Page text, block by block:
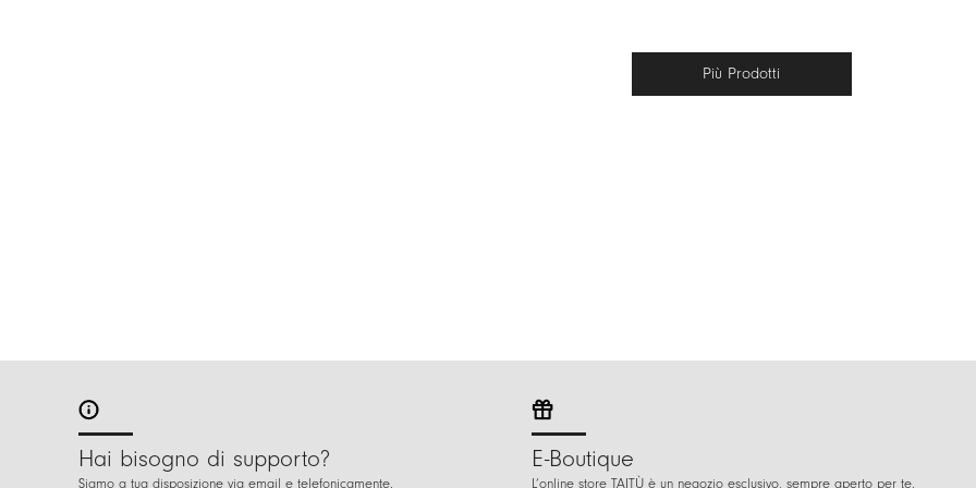
Più Prodotti
Hai bisogno di supporto?
Siamo a tua disposizione via email e telefonicamente.
E-Boutique
L’online store TAITÙ è un negozio esclusivo, sempre aperto per te.